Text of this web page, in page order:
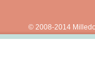
© 2008-2014